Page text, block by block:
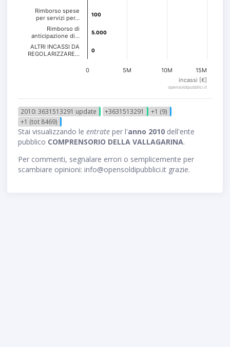
incassi [€]
100
100
5.000
5.000
0
0
0 5M 10M 15M
Rimborso spese
per servizi per…
Rimborso di
anticipazione di…
ALTRI INCASSI DA
REGOLARIZZARE…
opensoldipubblici.it
2010: 3631513291 update +3631513291
+1 (9)
+1 (tot 8469)
Stai visualizzando le entrate per l'anno 2010 dell'ente
pubblico COMPRENSORIO DELLA VALLAGARINA.
Per commenti, segnalare errori o semplicemente per
scambiare opinioni: info@opensoldipubblici.it grazie.